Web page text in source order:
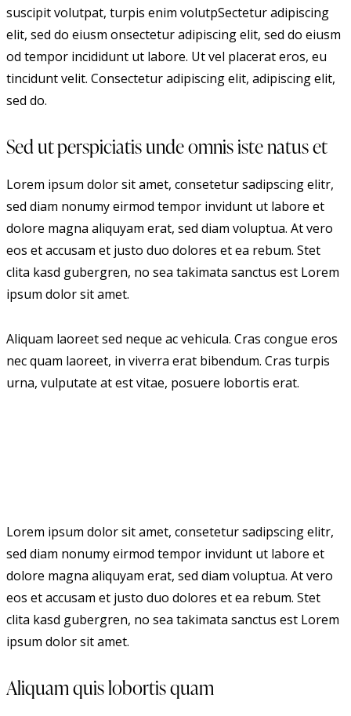
suscipit volutpat, turpis enim volutpSectetur adipiscing
elit, sed do eiusm onsectetur adipiscing elit, sed do eiusm
od tempor incididunt ut labore. Ut vel placerat eros, eu
tincidunt velit. Consectetur adipiscing elit, adipiscing elit,
sed do.
Sed ut perspiciatis unde omnis iste natus et
Lorem ipsum dolor sit amet, consetetur sadipscing elitr,
sed diam nonumy eirmod tempor invidunt ut labore et
dolore magna aliquyam erat, sed diam voluptua. At vero
eos et accusam et justo duo dolores et ea rebum. Stet
clita kasd gubergren, no sea takimata sanctus est Lorem
ipsum dolor sit amet.
Aliquam laoreet sed neque ac vehicula. Cras congue eros
nec quam laoreet, in viverra erat bibendum. Cras turpis
urna, vulputate at est vitae, posuere lobortis erat.
Lorem ipsum dolor sit amet, consetetur sadipscing elitr,
sed diam nonumy eirmod tempor invidunt ut labore et
dolore magna aliquyam erat, sed diam voluptua. At vero
eos et accusam et justo duo dolores et ea rebum. Stet
clita kasd gubergren, no sea takimata sanctus est Lorem
ipsum dolor sit amet.
Aliquam quis lobortis quam